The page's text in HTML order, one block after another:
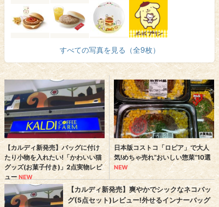
すべての写真を見る（全9枚）